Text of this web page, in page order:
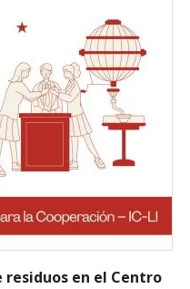
en el Centro